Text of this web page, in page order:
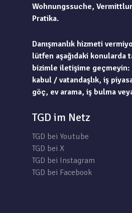
Wohnungssuche,
Pratika.
Danışmanlık hizmeti
lütfen aşağıdaki konularda
bizimle iletişime geçmeyin:
kabul / vatandaşlık, iş
göç, ev arama, iş bulma
TGD im Netz
TGD bei Youtube
TGD bei X
TGD bei Instagram
TGD bei Facebook